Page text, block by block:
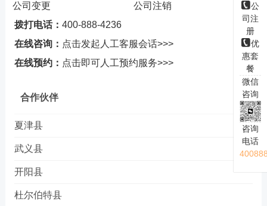
公司变更
公司注销
拨打电话： 400-888-4236
在线咨询： 点击发起人工客服会话>>>
在线预约： 点击即可人工预约服务>>>
合作伙伴
夏津县
武义县
开阳县
杜尔伯特县
公
司注
册
优
惠套
餐
微信
咨询
咨询
电话